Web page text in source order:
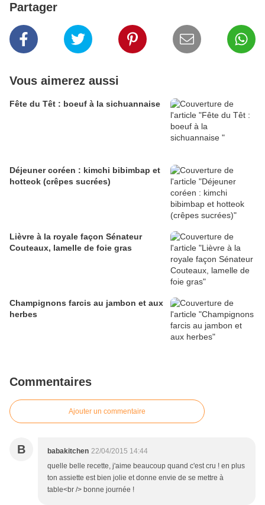
Partager
Vous aimerez aussi
Fête du Têt : boeuf à la sichuannaise
Déjeuner coréen : kimchi bibimbap et
hotteok (crêpes sucrées)
Lièvre à la royale façon Sénateur
Couteaux, lamelle de foie gras
Champignons farcis au jambon et aux
herbes
Commentaires
Ajouter un commentaire
B babakitchen 22/04/2015 14:44
quelle belle recette, j'aime beaucoup quand c'est cru ! en plus
ton assiette est bien jolie et donne envie de se mettre à
table<br /> bonne journée !